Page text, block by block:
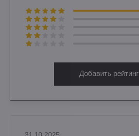
Добавить рейтинг
31.10.2025